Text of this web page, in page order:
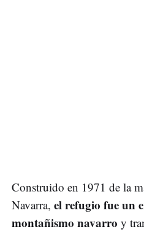
Construido en 1971 de la
Navarra, el refugio fue un
montañismo navarro y